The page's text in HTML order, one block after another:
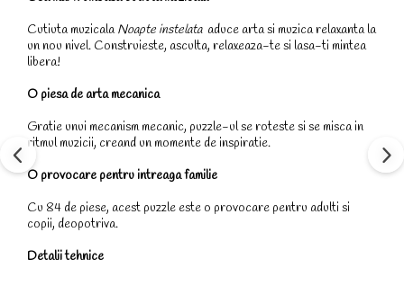
Cutiuta muzicalaNoapte instelata aduce arta si muzica relaxanta la
un nou nivel. Construieste, asculta, relaxeaza-te si lasa-ti mintea
libera!
O piesa de arta mecanica
Gratie unui mecanism mecanic, puzzle-ul se roteste si se misca in
ritmul muzicii, creand un momente de inspiratie.
O provocare pentru intreaga familie
Cu 84 de piese, acest puzzle este o provocare pentru adulti si
copii, deopotriva.
Detalii tehnice